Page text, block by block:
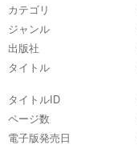
5-3 インターネットから情
5-4 サーバーをプログラミ
5-5 AIの技術「機械学習」
5-6 Raspberry Piにあるた
●第6章 電子工作に挑戦しよ
6-1 Raspberry Piと電子工作
6-2 電子回路の基礎知識
6-3 LEDを光らせよう
6-4 LEDの光らせ方をプロ
カテゴリ
ジャンル
出版社
タイトル
タイトルID
ページ数
電子版発売日